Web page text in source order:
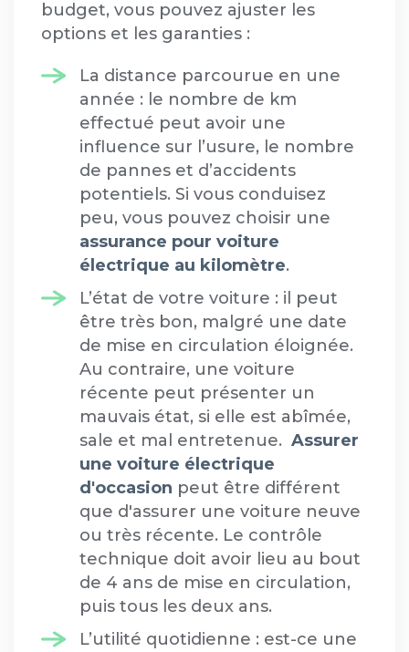
budget, vous pouvez ajuster les
options et les garanties :
La distance parcourue en une
année : le nombre de km
effectué peut avoir une
influence sur l’usure, le nombre
de pannes et d’accidents
potentiels. Si vous conduisez
peu, vous pouvez choisir une
assurance pour voiture
électrique au kilomètre.
L’état de votre voiture : il peut
être très bon, malgré une date
de mise en circulation éloignée.
Au contraire, une voiture
récente peut présenter un
mauvais état, si elle est abîmée,
sale et mal entretenue. Assurer
une voiture électrique
d'occasion peut être différent
que d'assurer une voiture neuve
ou très récente. Le contrôle
technique doit avoir lieu au bout
de 4 ans de mise en circulation,
puis tous les deux ans.
L’utilité quotidienne : est-ce une